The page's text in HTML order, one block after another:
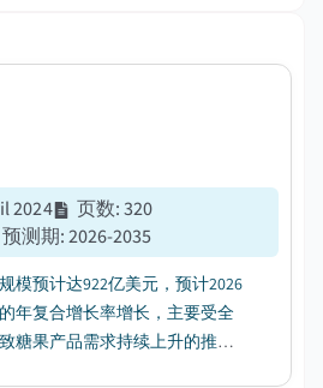
2024 页数:320
预测期:2026-2035
模预计达922亿美元，预计2026
年复合增长率增长，主要受全
糖果产品需求持续上升的推